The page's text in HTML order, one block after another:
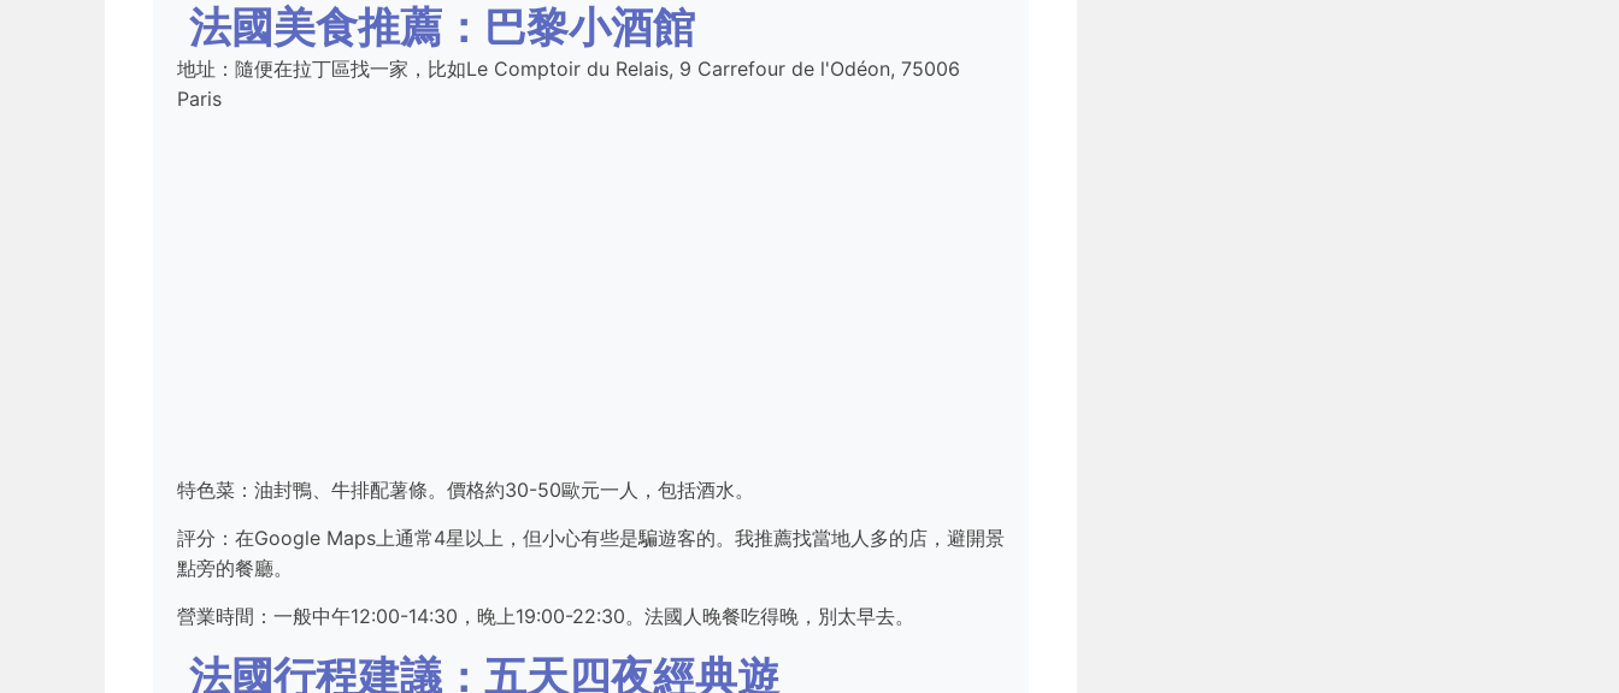
法國美食推薦：巴黎小酒館
地址：隨便在拉丁區找一家，比如Le Comptoir du Relais, 9 Carrefour de l'Odéon, 75006
Paris
特色菜：油封鴨、牛排配薯條。價格約30-50歐元一人，包括酒水。
評分：在Google Maps上通常4星以上，但小心有些是騙遊客的。我推薦找當地人多的店，避開景
點旁的餐廳。
營業時間：一般中午12:00-14:30，晚上19:00-22:30。法國人晚餐吃得晚，別太早去。
法國行程建議：五天四夜經典遊